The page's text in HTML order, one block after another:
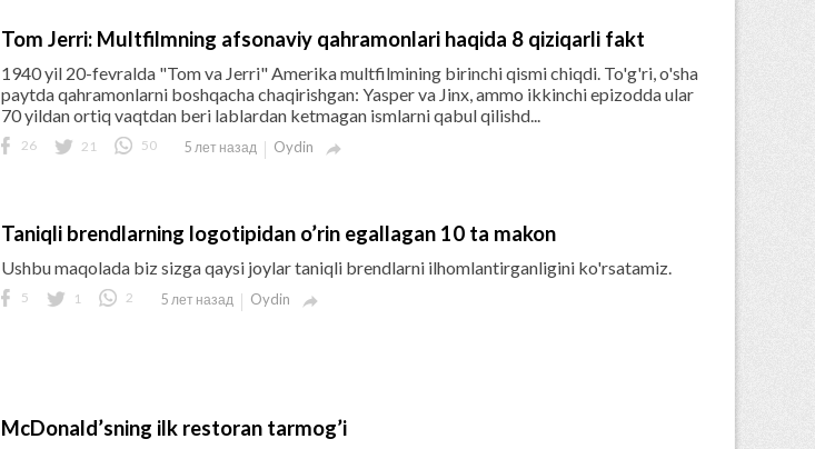
Tom Jerri: Multfilmning afsonaviy qahramonlari haqida 8 qiziqarli fakt
1940 yil 20-fevralda "Tom va Jerri" Amerika multfilmining birinchi qismi chiqdi. To'g'ri, o'sha
paytda qahramonlarni boshqacha chaqirishgan: Yasper va Jinx, ammo ikkinchi epizodda ular
70 yildan ortiq vaqtdan beri lablardan ketmagan ismlarni qabul qilishd...
26 21 50 5 лет назад Oydin 
Taniqli brendlarning logotipidan o’rin egallagan 10 ta makon
Ushbu maqolada biz sizga qaysi joylar taniqli brendlarni ilhomlantirganligini ko'rsatamiz.
5 1 2 5 лет назад Oydin 
McDonald’sning ilk restoran tarmog’i